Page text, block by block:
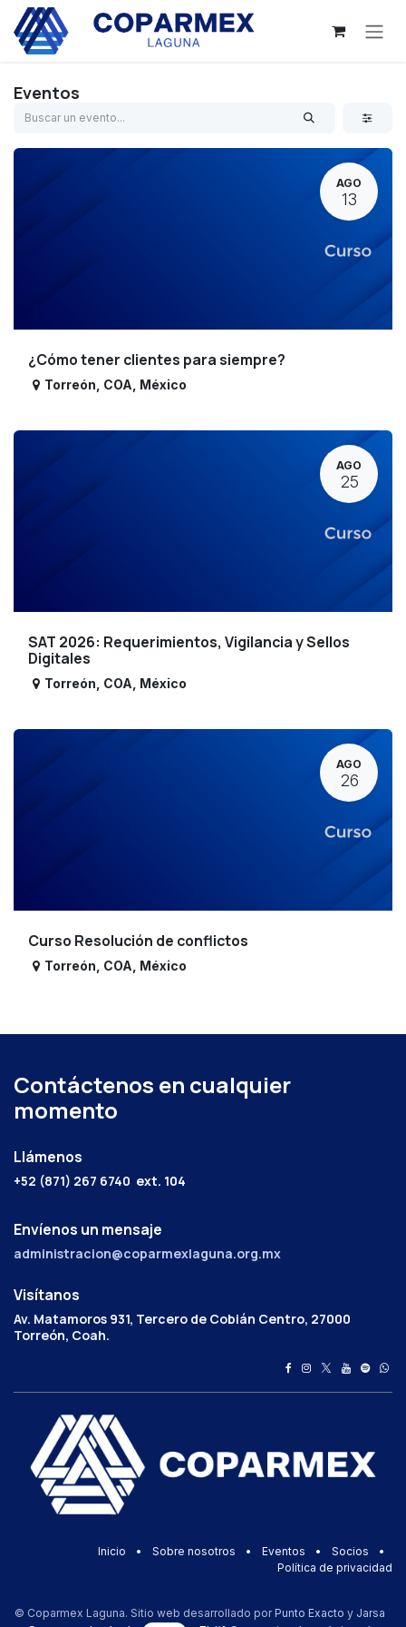
Ir al contenido
Eventos
AGO
13
¿Cómo tener clientes para siempre?
Torreón COA México
AGO
25
SAT 2026: Requerimientos, Vigilancia y Sellos
Digitales
Torreón COA México
AGO
26
Curso Resolución de conflictos
Torreón COA México
Contáctenos en cualquier
momento
Llámenos
+52 (871) 267 6740 ext. 104
Envíenos un mensaje
administracion@coparmexlaguna.org.mx
Visítanos
Av. Matamoros 931, Tercero de Cobián Centro, 27000
Torreón, Coah.
Inicio • Sobre nosotros • Eventos • Socios
•
Política de privacidad
© Coparmex Laguna. Sitio web desarrollado por Punto Exacto y Jarsa